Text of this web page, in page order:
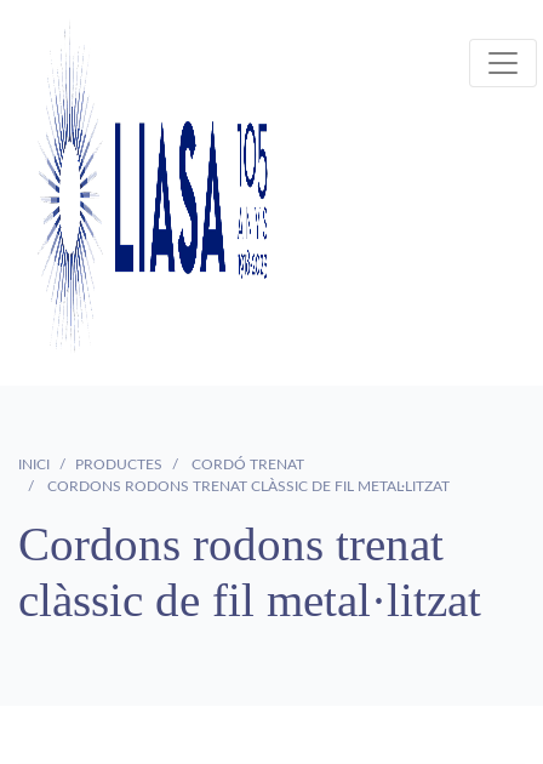
INICI PRODUCTES
CORDÓ TRENAT
CORDONS RODONS TRENAT CLÀSSIC DE FIL METAL·LITZAT
Cordons rodons trenat
clàssic de fil metal·litzat